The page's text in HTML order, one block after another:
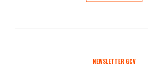
NEWSLETTER GCV